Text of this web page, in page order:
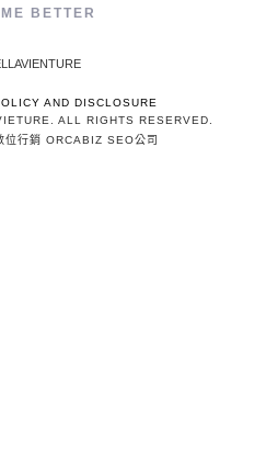
BETTER
AND DISCLOSURE
. ALL RIGHTS RESERVED.
位行銷 ORCABIZ SEO公司